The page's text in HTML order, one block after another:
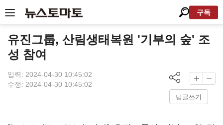
구독
유진그룹, 산림생태복원 '기부의 숲' 조
성 참여
입력: 2024-04-30 10:45:02
수정: 2024-04-30 10:45:02
답글쓰기